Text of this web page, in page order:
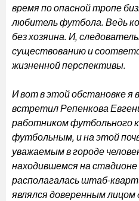
время по опасной тропе
любитель футбола. Ведь
без хозяина. И,
существованию и
жизненной перспективы.
И вот в этой обстановке я
встретил Репенкова
работником футбольного
футбольным, и на этой
уважаемым в городе
находившемся на стадионе
располагалась штаб-
являлся доверенным лицом